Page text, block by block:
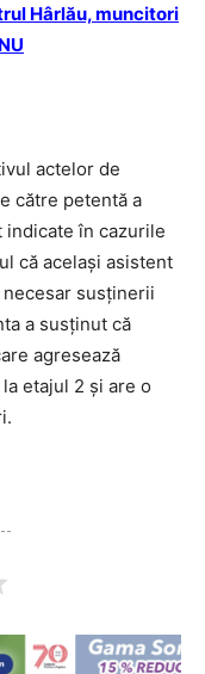
Hârlău, muncitori
actelor de
către petentă a
în cazurile
că același asistent
susținerii
a susținut că
agresează
etajul 2 și are o